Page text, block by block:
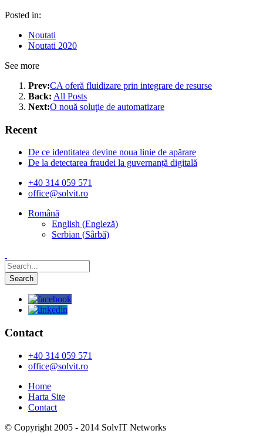
Posted in:
Noutati
Noutati 2020
See more
Prev:CA oferă fluidizare prin integrare de resurse
Back: All Posts
Next:O nouă soluţie de automatizare
Recent
De ce identitatea devine noua linie de apărare
De la detectarea fraudei la guvernanță digitală
+40 314 059 571
office@solvit.ro
Română
English (Engleză)
Serbian (Sârbă)
Contact
+40 314 059 571
office@solvit.ro
Home
Harta Site
Contact
© Copyright 2005 - 2014 SolvIT Networks